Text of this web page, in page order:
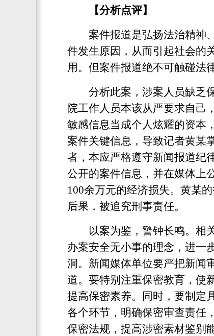
【分析点评】
案件报道是弘扬法治精神、
件发生原因，从而引起社会的
用。但案件报道绝不可触碰法
分析此案，涉案人员缺乏保
院工作人员本该从严要求自己
敏感信息当成个人炫耀的资本
案件关键信息，导致记者黄某
者，本应严格遵守新闻报道纪
公开的案件信息，并在媒体上
100余万元的经济损失。黄某
后果，被追究刑事责任。
以案为鉴，警钟长鸣。相关
办案安全无小事的理念，进一
洞。新闻媒体单位要严把新闻
道。要特别注重保密教育，使
提高保密素养。同时，要制定
各个环节，明确保密审查责任
保密法规，提高涉密素材鉴别